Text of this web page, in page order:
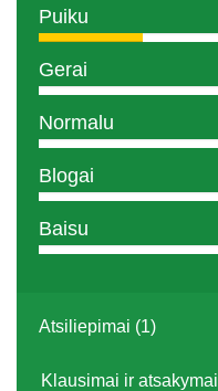
Puiku
Gerai
Normalu
Blogai
Baisu
Atsiliepimai (1)
Klausimai ir atsakymai